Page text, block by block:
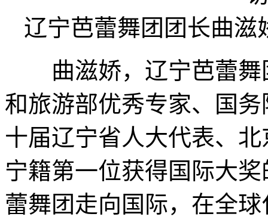
辽宁芭蕾舞团团长曲滋
曲滋娇，辽宁芭蕾
和旅游部优秀专家、国
十届辽宁省人大代表、
宁籍第一位获得国际大
蕾舞团走向国际，在全